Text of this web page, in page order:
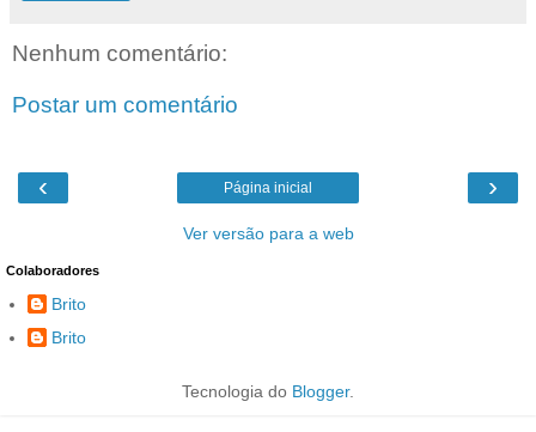
Nenhum comentário:
Postar um comentário
‹ ›
Página inicial
Ver versão para a web
Colaboradores
Brito
Brito
Tecnologia do Blogger.